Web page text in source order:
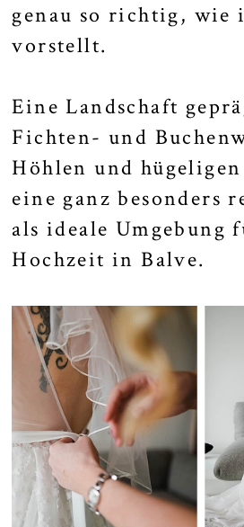
genau so richtig, wie
vorstellt.
Eine Landschaft
Fichten- und
Höhlen und hügeligen
eine ganz besonders
als ideale Umgebung
Hochzeit in Balve.